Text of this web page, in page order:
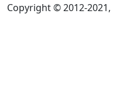
Copyright © 2012-